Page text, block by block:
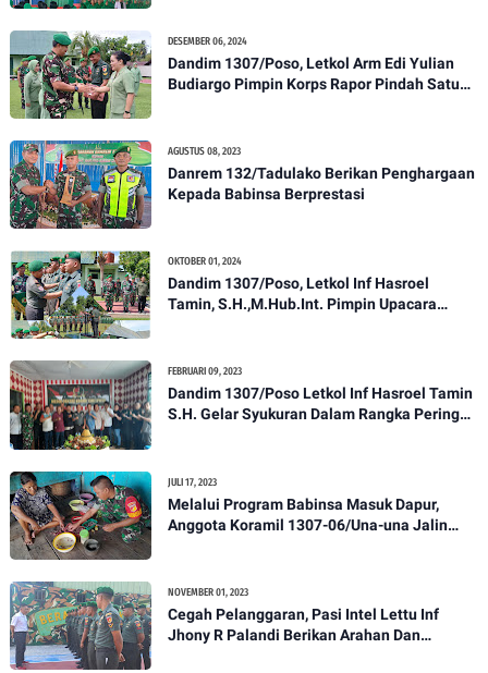
DESEMBER 06, 2024
Dandim 1307/Poso, Letkol Arm Edi Yulian
Budiargo Pimpin Korps Rapor Pindah Satuan
AGUSTUS 08, 2023
Danrem 132/Tadulako Berikan Penghargaan
Kepada Babinsa Berprestasi
OKTOBER 01, 2024
Dandim 1307/Poso, Letkol Inf Hasroel
Tamin, S.H.,M.Hub.Int. Pimpin Upacara
FEBRUARI 09, 2023
Dandim 1307/Poso Letkol Inf Hasroel Tamin
S.H. Gelar Syukuran Dalam Rangka Peringati
JULI 17, 2023
Melalui Program Babinsa Masuk Dapur,
Anggota Koramil 1307-06/Una-una Jalin
NOVEMBER 01, 2023
Cegah Pelanggaran, Pasi Intel Lettu Inf
Jhony R Palandi Berikan Arahan Dan